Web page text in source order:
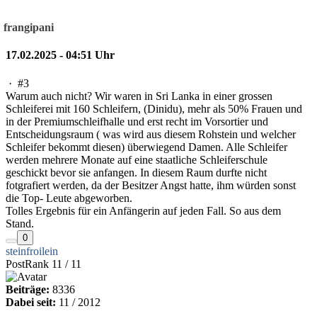
frangipani
17.02.2025 - 04:51 Uhr
· #3
Warum auch nicht? Wir waren in Sri Lanka in einer grossen
Schleiferei mit 160 Schleifern, (Dinidu), mehr als 50% Frauen und
in der Premiumschleifhalle und erst recht im Vorsortier und
Entscheidungsraum ( was wird aus diesem Rohstein und welcher
Schleifer bekommt diesen) überwiegend Damen. Alle Schleifer
werden mehrere Monate auf eine staatliche Schleiferschule
geschickt bevor sie anfangen. In diesem Raum durfte nicht
fotgrafiert werden, da der Besitzer Angst hatte, ihm würden sonst
die Top- Leute abgeworben.
Tolles Ergebnis für ein Anfängerin auf jeden Fall. So aus dem
Stand.
0
steinfroilein
PostRank 11 / 11
Beiträge: 8336
Dabei seit: 11 / 2012